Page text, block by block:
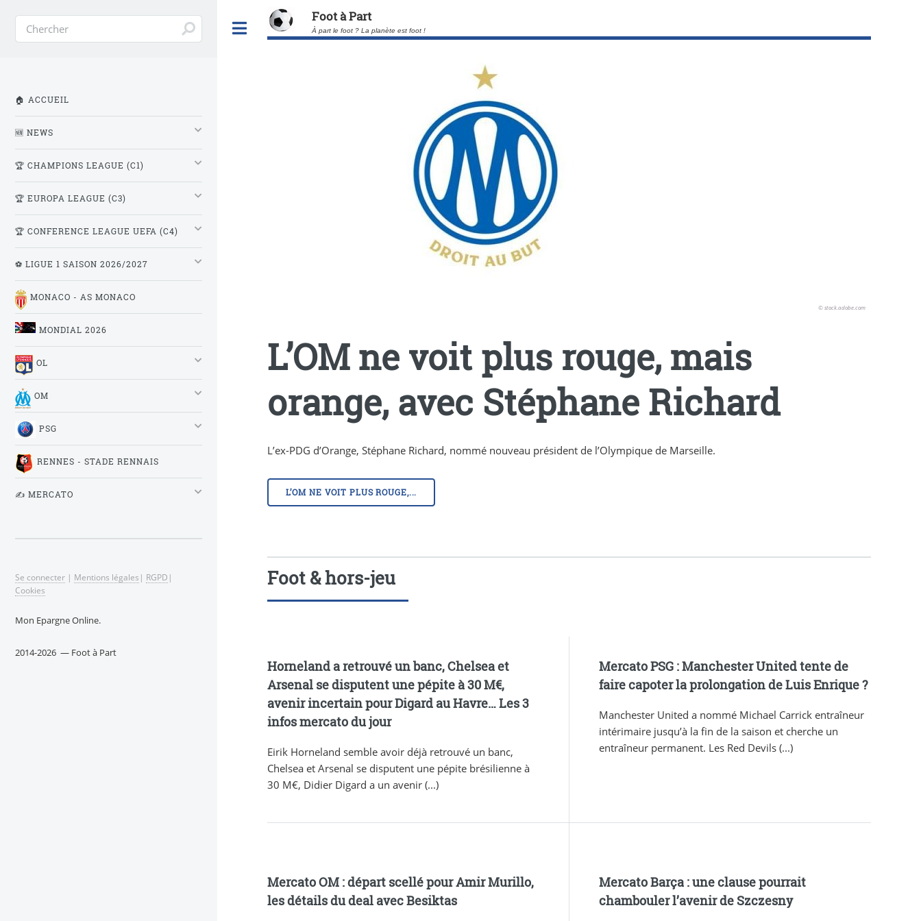
Foot à Part
À part le foot ? La planète est foot !
L’OM ne voit plus rouge, mais
orange, avec Stéphane Richard
L’ex-PDG d’Orange, Stéphane Richard, nommé nouveau président de l’Olympique de Marseille.
L’OM NE VOIT PLUS ROUGE,...
© stock.adobe.com
Foot & hors-jeu
Horneland a retrouvé un banc, Chelsea et
Arsenal se disputent une pépite à 30 M€,
avenir incertain pour Digard au Havre… Les 3
infos mercato du jour
Eirik Horneland semble avoir déjà retrouvé un banc,
Chelsea et Arsenal se disputent une pépite brésilienne à
30 M€, Didier Digard a un avenir (...)
Mercato PSG : Manchester United tente de
faire capoter la prolongation de Luis Enrique ?
Manchester United a nommé Michael Carrick entraîneur
intérimaire jusqu’à la fin de la saison et cherche un
entraîneur permanent. Les Red Devils (...)
Mercato OM : départ scellé pour Amir Murillo,
les détails du deal avec Besiktas
Mercato Barça : une clause pourrait
chambouler l’avenir de Szczesny
🏠 ACCUEIL
🆕 NEWS
🏆 CHAMPIONS LEAGUE (C1)
🏆 EUROPA LEAGUE (C3)
🏆 CONFERENCE LEAGUE UEFA (C4)
⚽ LIGUE 1 SAISON 2026/2027
MONACO - AS MONACO
MONDIAL 2026
OL
OM
PSG
RENNES - STADE RENNAIS
✍️ MERCATO
Se connecter | Mentions légales | RGPD |
Cookies
Mon Epargne Online.
2014-2026 — Foot à Part
Toggle